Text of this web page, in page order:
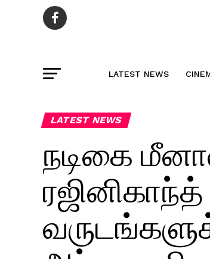
LATEST NEWS
LATEST NEWS
நடிகை